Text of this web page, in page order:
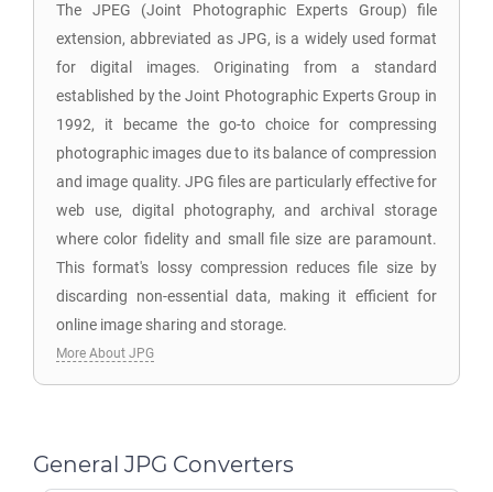
The JPEG (Joint Photographic Experts Group) file
extension, abbreviated as JPG, is a widely used format
for digital images. Originating from a standard
established by the Joint Photographic Experts Group in
1992, it became the go-to choice for compressing
photographic images due to its balance of compression
and image quality. JPG files are particularly effective for
web use, digital photography, and archival storage
where color fidelity and small file size are paramount.
This format's lossy compression reduces file size by
discarding non-essential data, making it efficient for
online image sharing and storage.
More About JPG
General JPG Converters